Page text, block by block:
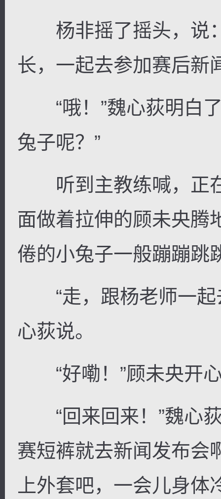
杨非摇了摇头，说：
长，一起去参加赛后新
“哦！”魏心荻明白了
兔子呢？”
听到主教练喊，正
面做着拉伸的顾未央腾
倦的小兔子一般蹦蹦跳
“走，跟杨老师一起
心荻说。
“好嘞！”顾未央开
“回来回来！”魏心荻
赛短裤就去新闻发布会
上外套吧，一会儿身